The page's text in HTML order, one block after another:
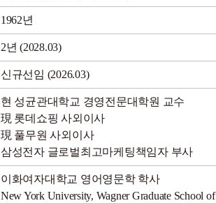
1962년
2년 (2028.03)
신규선임 (2026.03)
현 성균관대학교 경영전문대학원 교수
現 롯데쇼핑 사외이사
現 풀무원 사외이사
삼성전자 글로벌최고마케팅책임자 부사
이화여자대학교 영어영문학 학사
New York University, Wagner Graduate School